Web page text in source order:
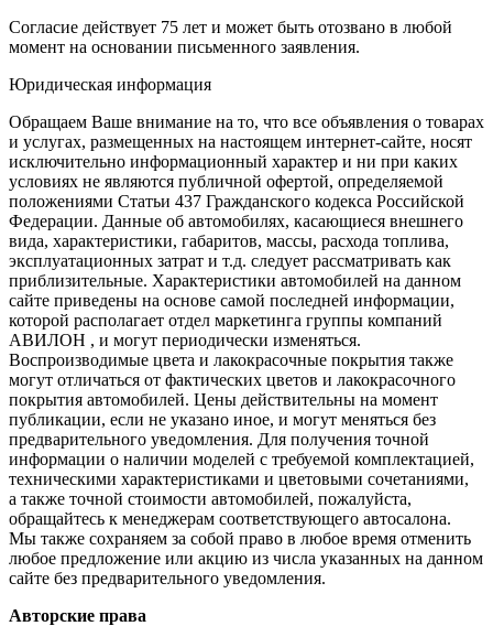
Согласие действует 75 лет и может быть отозвано в любой
момент на основании письменного заявления.
Юридическая информация
Обращаем Ваше внимание на то, что все объявления о товарах
и услугах, размещенных на настоящем интернет-сайте, носят
исключительно информационный характер и ни при каких
условиях не являются публичной офертой, определяемой
положениями Статьи 437 Гражданского кодекса Российской
Федерации. Данные об автомобилях, касающиеся внешнего
вида, характеристики, габаритов, массы, расхода топлива,
эксплуатационных затрат и т.д. следует рассматривать как
приблизительные. Характеристики автомобилей на данном
сайте приведены на основе самой последней информации,
которой располагает отдел маркетинга группы компаний
АВИЛОН , и могут периодически изменяться.
Воспроизводимые цвета и лакокрасочные покрытия также
могут отличаться от фактических цветов и лакокрасочного
покрытия автомобилей. Цены действительны на момент
публикации, если не указано иное, и могут меняться без
предварительного уведомления. Для получения точной
информации о наличии моделей с требуемой комплектацией,
техническими характеристиками и цветовыми сочетаниями,
а также точной стоимости автомобилей, пожалуйста,
обращайтесь к менеджерам соответствующего автосалона.
Мы также сохраняем за собой право в любое время отменить
любое предложение или акцию из числа указанных на данном
сайте без предварительного уведомления.
Авторские права